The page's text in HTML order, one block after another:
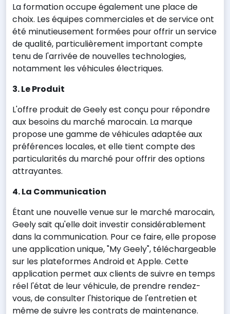
La formation occupe également une place de
choix. Les équipes commerciales et de service ont
été minutieusement formées pour offrir un service
de qualité, particulièrement important compte
tenu de l'arrivée de nouvelles technologies,
notamment les véhicules électriques.
3. Le Produit
L'offre produit de Geely est conçu pour répondre
aux besoins du marché marocain. La marque
propose une gamme de véhicules adaptée aux
préférences locales, et elle tient compte des
particularités du marché pour offrir des options
attrayantes.
4. La Communication
Étant une nouvelle venue sur le marché marocain,
Geely sait qu'elle doit investir considérablement
dans la communication. Pour ce faire, elle propose
une application unique, "My Geely", téléchargeable
sur les plateformes Android et Apple. Cette
application permet aux clients de suivre en temps
réel l'état de leur véhicule, de prendre rendez-
vous, de consulter l'historique de l'entretien et
même de suivre les contrats de maintenance.